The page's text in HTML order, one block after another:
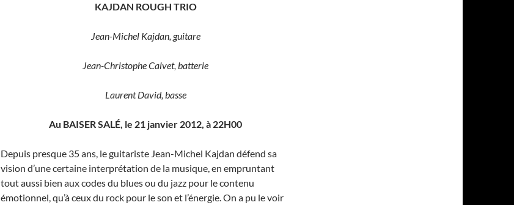
KAJDAN ROUGH TRIO
Jean-Michel Kajdan, guitare
Jean-Christophe Calvet, batterie
Laurent David, basse
Au BAISER SALÉ, le 21 janvier 2012, à 22H00
Depuis presque 35 ans, le guitariste Jean-Michel Kajdan défend sa
vision d’une certaine interprétation de la musique, en empruntant
tout aussi bien aux codes du blues ou du jazz pour le contenu
émotionnel, qu’à ceux du rock pour le son et l’énergie. On a pu le voir